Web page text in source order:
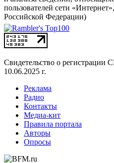
пользователей сети
Российской Федерации)
Свидетельство о регистрации
10.06.2025 г.
Реклама
Радио
Контакты
Медиа-кит
Правила портала
Авторы
Опросы